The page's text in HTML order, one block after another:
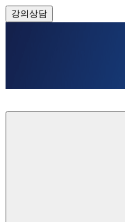
강의상담